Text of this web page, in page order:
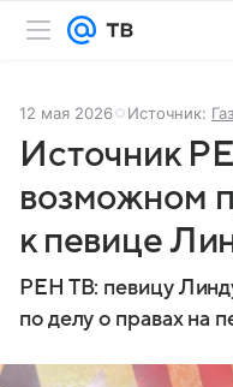
12 мая 2026 Источник:
Источник
возможном
к певице
РЕН ТВ: певицу
по делу о правах на